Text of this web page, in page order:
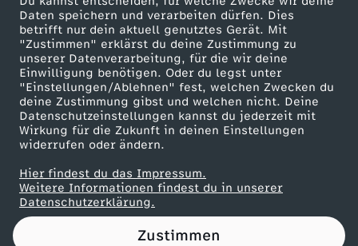
Daten speichern und verarbeiten dürfen. Dies
betrifft nur dein aktuell genutztes Gerät. Mit
"Zustimmen" erklärst du deine Zustimmung zu
unserer Datenverarbeitung, für die wir deine
Einwilligung benötigen. Oder du legst unter
"Einstellungen/Ablehnen" fest, welchen Zwecken du
deine Zustimmung gibst und welchen nicht. Deine
Datenschutzeinstellungen kannst du jederzeit mit
Wirkung für die Zukunft in deinen Einstellungen
widerrufen oder ändern.
Hier findest du das Impressum.
Weitere Informationen findest du in unserer
Datenschutzerklärung.
Zustimmen
r
a
c
i
m
B
ZDF goes Schule
Werbefernsehen
Mainzelmännchen
Partner